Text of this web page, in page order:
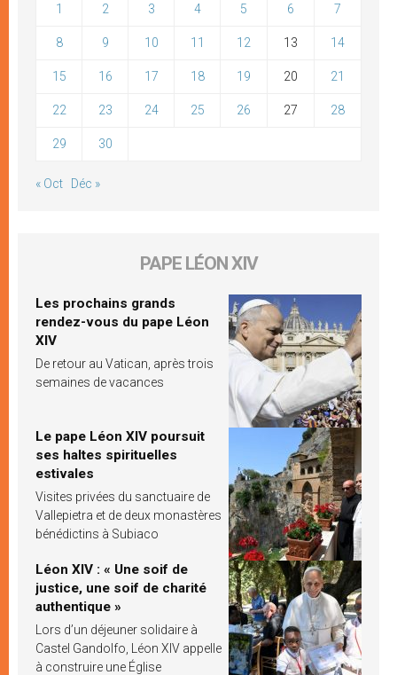
1 2 3 4 5 6 7
8 9 10 11 12 13 14
15 16 17 18 19 20 21
22 23 24 25 26 27 28
29 30
« Oct Déc »
PAPE LÉON XIV
Les prochains grands
rendez-vous du pape Léon
XIV
De retour au Vatican, après trois
semaines de vacances
Le pape Léon XIV poursuit
ses haltes spirituelles
estivales
Visites privées du sanctuaire de
Vallepietra et de deux monastères
bénédictins à Subiaco
Léon XIV : « Une soif de
justice, une soif de charité
authentique »
Lors d’un déjeuner solidaire à
Castel Gandolfo, Léon XIV appelle
à construire une Église